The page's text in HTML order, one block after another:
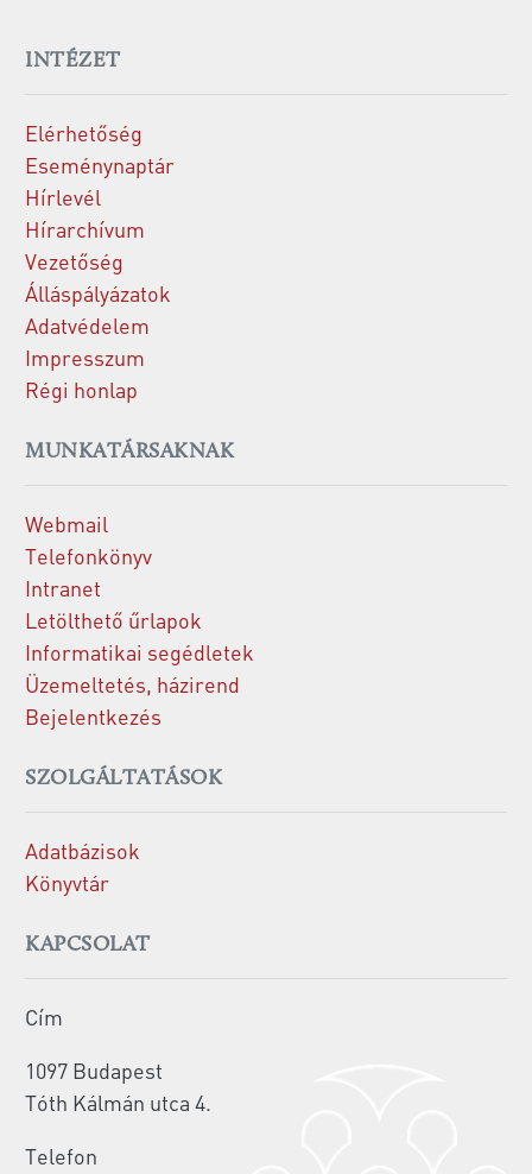
INTÉZET
Elérhetőség
Eseménynaptár
Hírlevél
Hírarchívum
Vezetőség
Álláspályázatok
Adatvédelem
Impresszum
Régi honlap
MUNKATÁRSAKNAK
Webmail
Telefonkönyv
Intranet
Letölthető űrlapok
Informatikai segédletek
Üzemeltetés, házirend
Bejelentkezés
SZOLGÁLTATÁSOK
Adatbázisok
Könyvtár
KAPCSOLAT
Cím
1097 Budapest
Tóth Kálmán utca 4.
Telefon